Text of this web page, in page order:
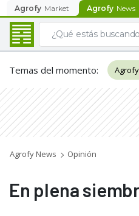
Agrofy Market Agrofy News
Temas del momento:
Agrofy News Opinión
En plena